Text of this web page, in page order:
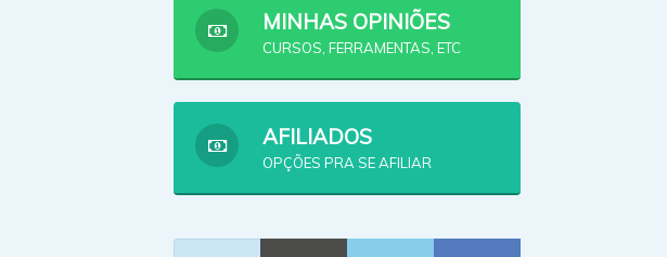
MINHAS OPINIÕES
CURSOS, FERRAMENTAS, ETC
AFILIADOS
OPÇÕES PRA SE AFILIAR